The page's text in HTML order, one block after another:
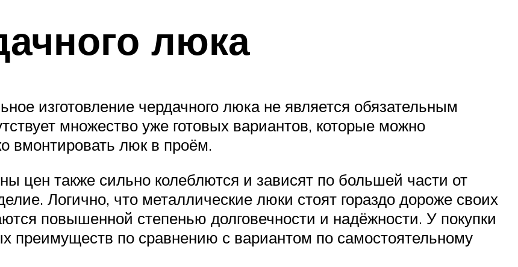
люка
изготовление чердачного люка не является обязательным
множество уже готовых вариантов, которые можно
вмонтировать люк в проём.
цен также сильно колеблются и зависят по большей части от
Логично, что металлические люки стоят гораздо дороже своих
повышенной степенью долговечности и надёжности. У покупки
преимуществ по сравнению с вариантом по самостоятельному